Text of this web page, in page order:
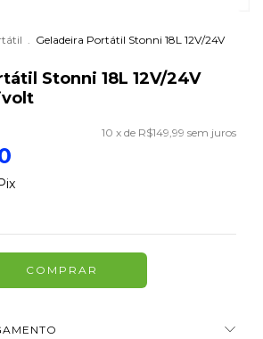
. Geladeira Portátil Stonni 18L 12V/24V
Stonni 18L 12V/24V
10 x de R$149,99 sem juros